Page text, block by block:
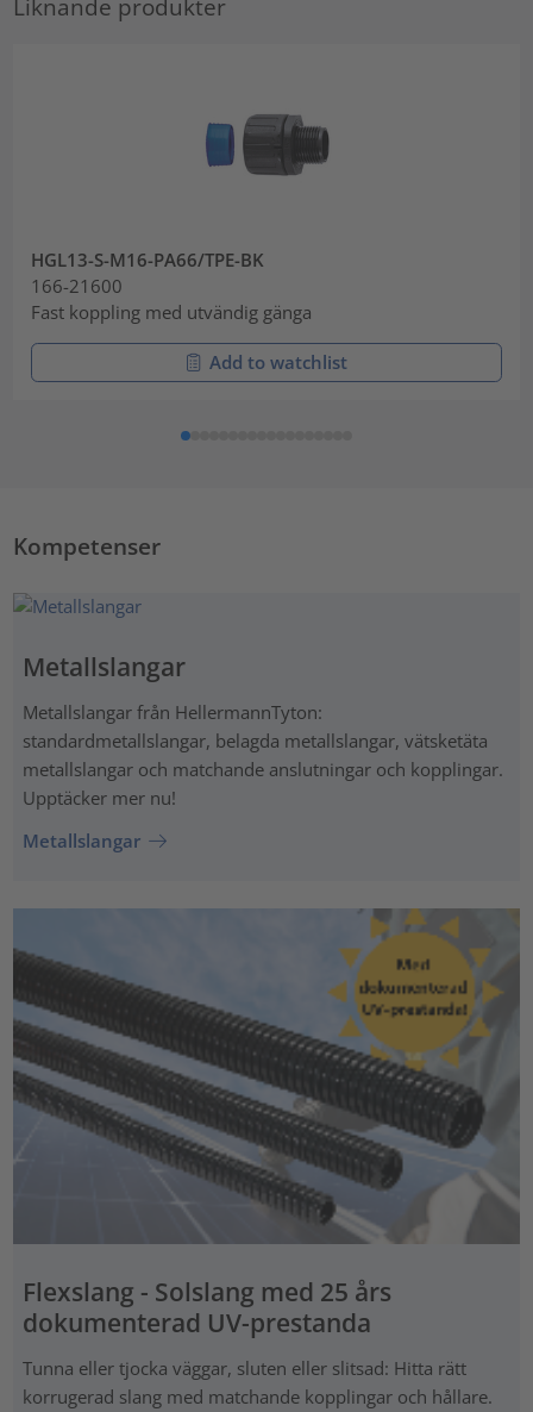
Liknande produkter
HGL13-S-M16-PA66/TPE-BK
166-21600
Fast koppling med utvändig gänga
Add to watchlist
Kompetenser
Metallslangar
Metallslangar från HellermannTyton:
standardmetallslangar, belagda metallslangar, vätsketäta
metallslangar och matchande anslutningar och kopplingar.
Upptäcker mer nu!
Metallslangar
Flexslang - Solslang med 25 års
dokumenterad UV-prestanda
Tunna eller tjocka väggar, sluten eller slitsad: Hitta rätt
korrugerad slang med matchande kopplingar och hållare.